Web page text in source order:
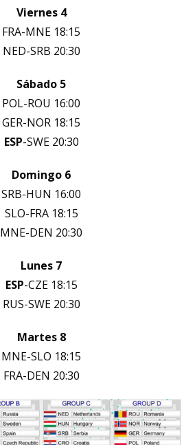
Viernes 4
FRA-MNE 18:15
NED-SRB 20:30
Sábado 5
POL-ROU 16:00
GER-NOR 18:15
ESP-SWE 20:30
Domingo 6
SRB-HUN 16:00
SLO-FRA 18:15
MNE-DEN 20:30
Lunes 7
ESP-CZE 18:15
RUS-SWE 20:30
Martes 8
MNE-SLO 18:15
FRA-DEN 20:30